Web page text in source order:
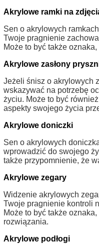
Akrylowe ramki na
Sen o akrylowych
Twoje pragnienie
Może to być także
Akrylowe zasłony
Jeżeli śnisz o akrylowych
wskazywać na potrzebę
życiu. Może to być
aspekty swojego życia
Akrylowe doniczki
Sen o akrylowych
wprowadzić do swojego
także przypomnienie, że
Akrylowe zegary
Widzenie akrylowych
Twoje pragnienie kontroli
Może to być także
rozwiązania.
Akrylowe podłogi